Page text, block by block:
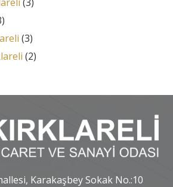
(3)
(3)
(2)
Karakaşbey Sokak No.:10